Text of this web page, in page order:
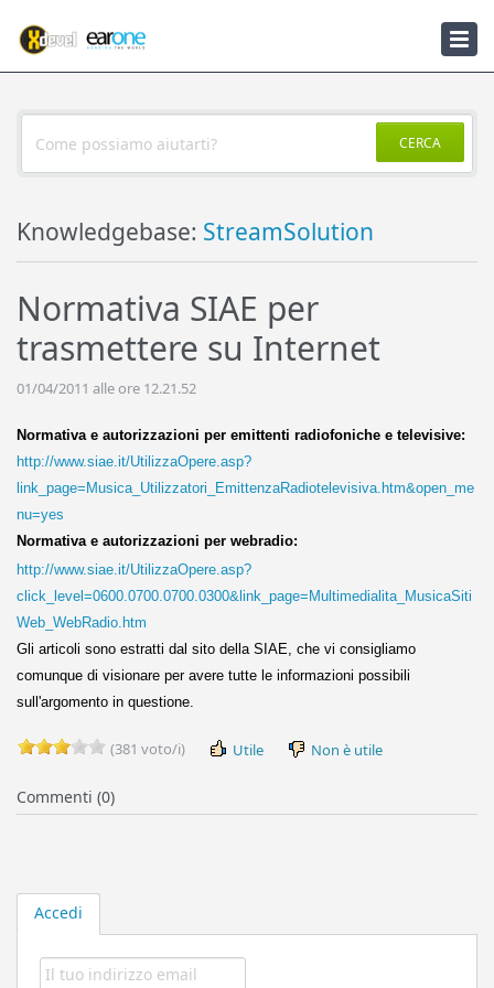
Notizie
Accedi
CERCA
Knowledgebase: StreamSolution
Normativa SIAE per
trasmettere su Internet
01/04/2011 alle ore 12.21.52
Normativa e autorizzazioni per emittenti radiofoniche e televisive:
http://www.siae.it/UtilizzaOpere.asp?
link_page=Musica_Utilizzatori_EmittenzaRadiotelevisiva.htm&open_me
nu=yes
Normativa e autorizzazioni per webradio:
http://www.siae.it/UtilizzaOpere.asp?
click_level=0600.0700.0700.0300&link_page=Multimedialita_MusicaSiti
Web_WebRadio.htm
Gli articoli sono estratti dal sito della SIAE, che vi consigliamo
comunque di visionare per avere tutte le informazioni possibili
sull'argomento in questione.
(381 voto/i) Utile Non è utile
Commenti (0)